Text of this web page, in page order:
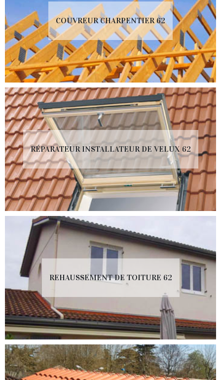
COUVREUR CHARPENTIER 62
RÉPARATEUR INSTALLATEUR DE VELUX 62
REHAUSSEMENT DE TOITURE 62